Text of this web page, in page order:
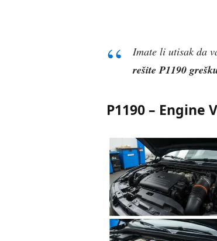
Imate li utisak da
rešite P1190
P1190 – Engine